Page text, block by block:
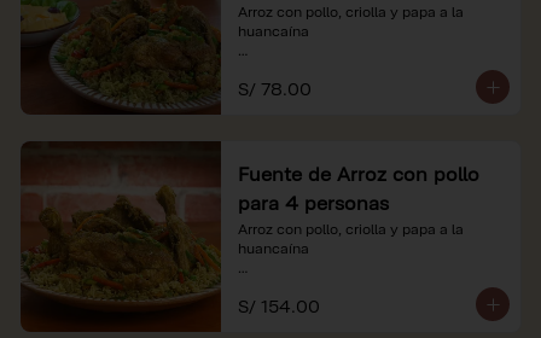
Arroz con pollo, criolla y papa a la
huancaína
*Nuestros precios están expresados en
soles e incluyen impuestos de ley y
S/ 78.00
Fuente de Arroz con pollo
para 4 personas
Arroz con pollo, criolla y papa a la
huancaína
*Nuestros precios están expresados en
soles e incluyen impuestos de ley y
S/ 154.00